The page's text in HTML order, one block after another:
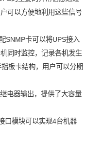
可以方便地利用这些信号
SNMP卡可以将UPS接入
同时监控，记录各机发生
板卡结构，用户可以分期
电器输出，提供了大容量
口模块可以实现4台机器